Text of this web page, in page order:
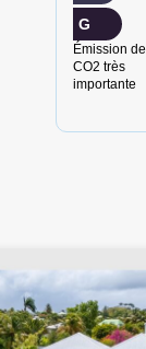
G
Émission de
CO2 très
importante